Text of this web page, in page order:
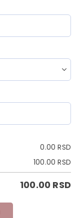
0.00RSD
100.00RSD
100.00 RSD